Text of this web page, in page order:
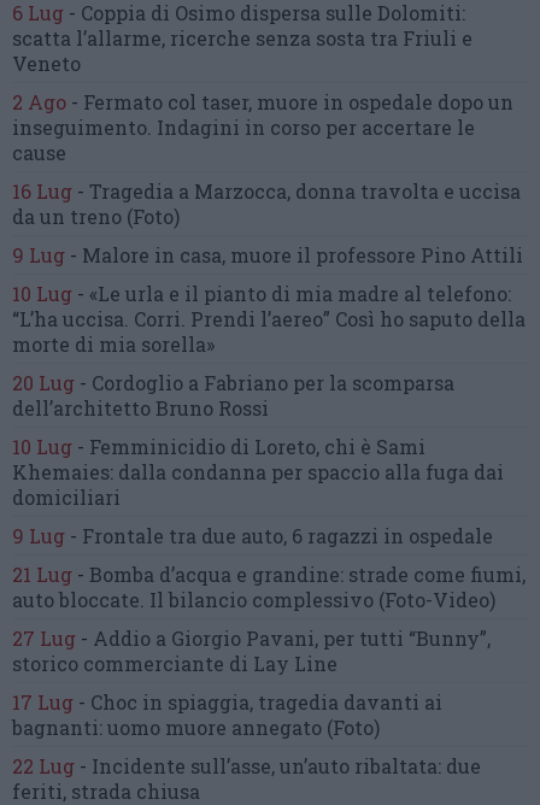
6 Lug - Coppia di Osimo dispersa sulle Dolomiti:
scatta l’allarme, ricerche senza sosta tra Friuli e
Veneto
2 Ago - Fermato col taser, muore in ospedale dopo un
inseguimento. Indagini in corso per accertare le
cause
16 Lug - Tragedia a Marzocca, donna travolta e uccisa
da un treno (Foto)
9 Lug - Malore in casa, muore il professore Pino Attili
10 Lug - «Le urla e il pianto di mia madre al telefono:
“L’ha uccisa. Corri. Prendi l’aereo” Così ho saputo della
morte di mia sorella»
20 Lug - Cordoglio a Fabriano per la scomparsa
dell’architetto Bruno Rossi
10 Lug - Femminicidio di Loreto, chi è Sami
Khemaies: dalla condanna per spaccio alla fuga dai
domiciliari
9 Lug - Frontale tra due auto, 6 ragazzi in ospedale
21 Lug - Bomba d’acqua e grandine: strade come fiumi,
auto bloccate. Il bilancio complessivo (Foto-Video)
27 Lug - Addio a Giorgio Pavani, per tutti “Bunny”,
storico commerciante di Lay Line
17 Lug - Choc in spiaggia, tragedia davanti ai
bagnanti:uomo muore annegato (Foto)
22 Lug - Incidente sull’asse, un’auto ribaltata: due
feriti, strada chiusa